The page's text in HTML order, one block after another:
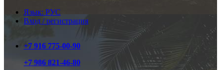
Язык: РУС
Вход / регистрация
+7 916 775-00-90
+7 986 821-46-80